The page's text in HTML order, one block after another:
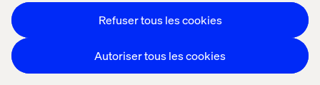
Refuser tous les cookies
Autoriser tous les cookies